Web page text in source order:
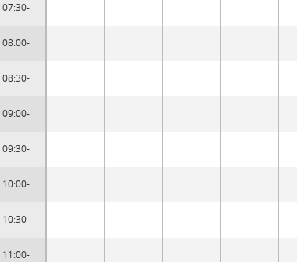
07:30-
08:00-
08:30-
09:00-
09:30-
10:00-
10:30-
11:00-